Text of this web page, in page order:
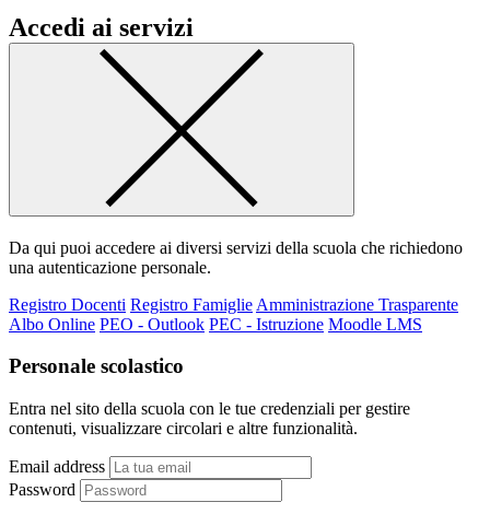
Accedi ai servizi
Da qui puoi accedere ai diversi servizi della scuola che richiedono
una autenticazione personale.
Registro Docenti Registro Famiglie Amministrazione Trasparente
Albo Online PEO - Outlook PEC - Istruzione Moodle LMS
Personale scolastico
Entra nel sito della scuola con le tue credenziali per gestire
contenuti, visualizzare circolari e altre funzionalità.
Email address
Password